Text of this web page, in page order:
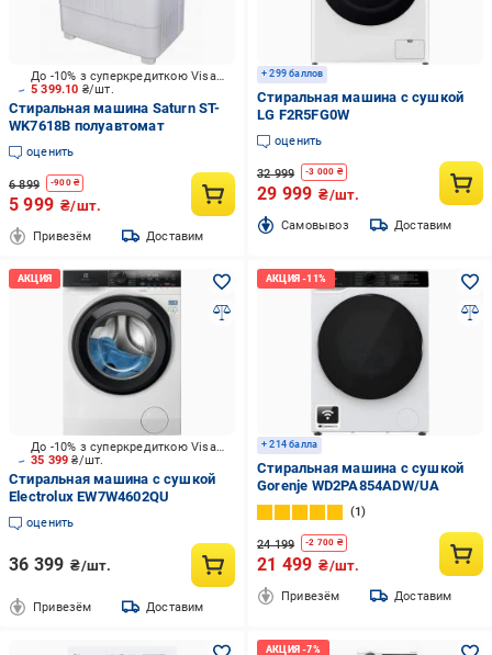
5 399.10 ₴/шт.
До -10% з суперкредиткою Visa Вигода
Стиральная машина Saturn ST-
WK7618B полуавтомат
оценить
6 899 -900₴
5 999 ₴/шт.
Привезём Доставим
+ 299 баллов
Стиральная машина с сушкой
LG F2R5FG0W
оценить
32 999 -3 000 ₴
29 999 ₴/шт.
Cамовывоз Доставим
35 399₴/шт.
До -10% з суперкредиткою Visa Вигода
Стиральная машина с сушкой
Electrolux EW7W4602QU
оценить
36 399 ₴/шт.
Привезём Доставим
+ 214 балла
Стиральная машина с сушкой
Gorenje WD2PA854ADW/UA
1
24 199 -2 700 ₴
21 499 ₴/шт.
Привезём Доставим